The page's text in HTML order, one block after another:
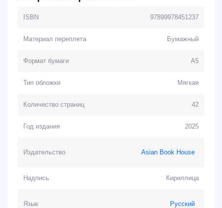
ISBN 97899978451237
Материал переплета Бумажный
Формат бумаги A5
Тип обложки Мягкая
Количество страниц 42
Год издания 2025
Издательство Asian Book House
Надпись Кириллица
Язык Русский